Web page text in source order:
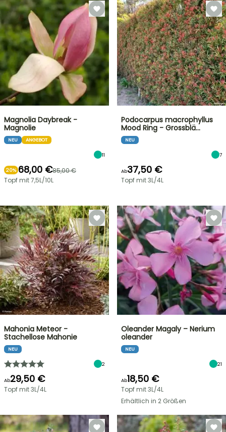
Magnolia Daybreak -
Magnolie
NEU ANGEBOT
11
20% 68,00 €85,00 €
Topf mit 7,5L/10L
Podocarpus macrophyllus
Mood Ring - Grossblä…
NEU
7
Ab37,50 €
Topf mit 3L/4L
Mahonia Meteor -
Stachellose Mahonie
NEU
2
Ab29,50 €
Topf mit 3L/4L
Oleander Magaly – Nerium
oleander
NEU
21
Ab18,50 €
Topf mit 3L/4L
Erhältlich in 2 Größen